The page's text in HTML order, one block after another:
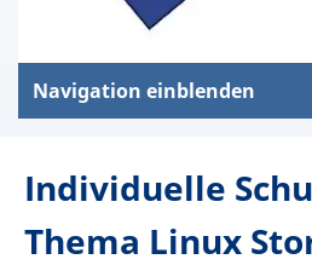
Navigation einblenden
Individuelle
Thema Linux